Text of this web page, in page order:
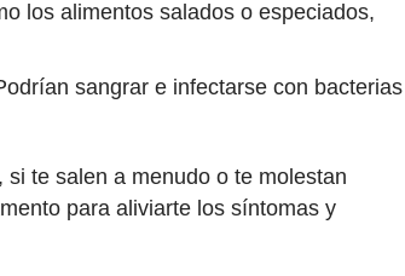
los alimentos salados o especiados,
sangrar e infectarse con bacterias
te salen a menudo o te molestan
para aliviarte los síntomas y